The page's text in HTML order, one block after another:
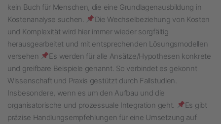
kein Buch für Menschen, die eine Grundlagenausbildung in
Kostenanalyse suchen.
Die Wechselbeziehung von Kosten
und Komplexität wird hier immer wieder sorgfältig
herausgearbeitet und mit entsprechenden Lösungsmodellen
versehen
Es werden für alle Ansätze/Hypothesen konkrete
und greifbare Beispiele genannt. So verbindet es gekonnt
Wissenschaft und Praxis gestützt durch Fallstudien.
Insbesondere, wenn es um den Aufbau und die
organisatorische und prozessuale Integration geht.
Es gibt
präzise Handlungsempfehlungen für eine Umsetzung auf